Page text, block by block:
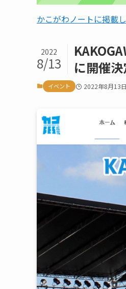
かこがわノートに掲載
に開催
2022
8/13
イベント 2022年8月13日